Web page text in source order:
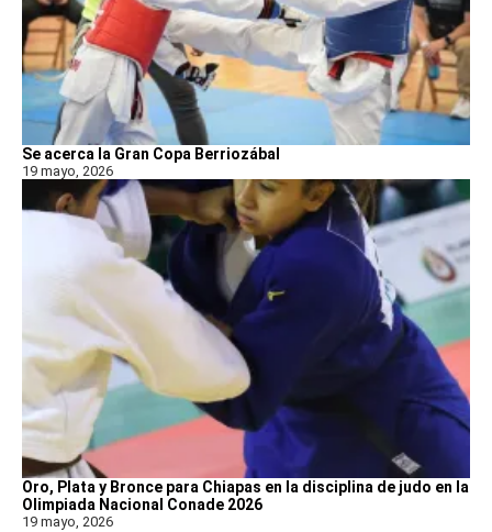
Se acerca la Gran Copa Berriozábal
19 mayo, 2026
Oro, Plata y Bronce para Chiapas en la disciplina de judo en la
Olimpiada Nacional Conade 2026
19 mayo, 2026